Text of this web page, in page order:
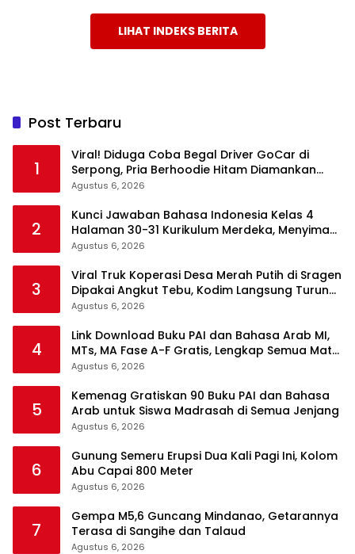
LIHAT INDEKS BERITA
Post Terbaru
1
Viral! Diduga Coba Begal Driver GoCar di
Serpong, Pria Berhoodie Hitam Diamankan
Warga dan Polisi
Agustus 6, 2026
2
Kunci Jawaban Bahasa Indonesia Kelas 4
Halaman 30-31 Kurikulum Merdeka, Menyimak
Teks Kepala Suku Len
Agustus 6, 2026
3
Viral Truk Koperasi Desa Merah Putih di Sragen
Dipakai Angkut Tebu, Kodim Langsung Turun
Tangan
Agustus 6, 2026
4
Link Download Buku PAI dan Bahasa Arab MI,
MTs, MA Fase A-F Gratis, Lengkap Semua Mata
Pelajaran
Agustus 6, 2026
5
Kemenag Gratiskan 90 Buku PAI dan Bahasa
Arab untuk Siswa Madrasah di Semua Jenjang
Agustus 6, 2026
6
Gunung Semeru Erupsi Dua Kali Pagi Ini, Kolom
Abu Capai 800 Meter
Agustus 6, 2026
7
Gempa M5,6 Guncang Mindanao, Getarannya
Terasa di Sangihe dan Talaud
Agustus 6, 2026